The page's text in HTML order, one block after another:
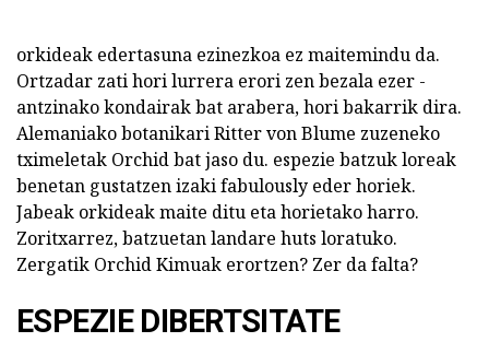
orkideak edertasuna ezinezkoa ez maitemindu da.
Ortzadar zati hori lurrera erori zen bezala ezer -
antzinako kondairak bat arabera, hori bakarrik dira.
Alemaniako botanikari Ritter von Blume zuzeneko
tximeletak Orchid bat jaso du. espezie batzuk loreak
benetan gustatzen izaki fabulously eder horiek.
Jabeak orkideak maite ditu eta horietako harro.
Zoritxarrez, batzuetan landare huts loratuko.
Zergatik Orchid Kimuak erortzen? Zer da falta?
ESPEZIE DIBERTSITATE